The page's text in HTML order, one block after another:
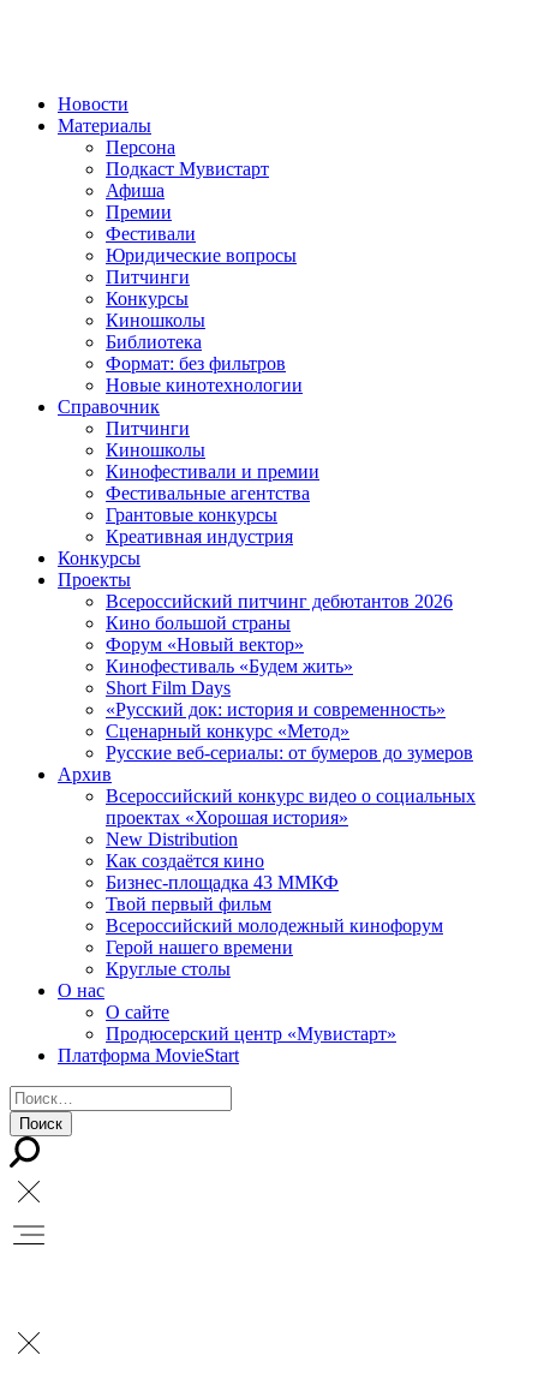
Новости
Материалы
Персона
Подкаст Мувистарт
Афиша
Премии
Фестивали
Юридические вопросы
Питчинги
Конкурсы
Киношколы
Библиотека
Формат: без фильтров
Новые кинотехнологии
Справочник
Питчинги
Киношколы
Кинофестивали и премии
Фестивальные агентства
Грантовые конкурсы
Креативная индустрия
Конкурсы
Проекты
Всероссийский питчинг дебютантов 2026
Кино большой страны
Форум «Новый вектор»
Кинофестиваль «Будем жить»
Short Film Days
«Русский док: история и современность»
Сценарный конкурс «Метод»
Русские веб-сериалы: от бумеров до зумеров
Архив
Всероссийский конкурс видео о социальных
проектах «Хорошая история»
New Distribution
Как создаётся кино
Бизнес-площадка 43 ММКФ
Твой первый фильм
Всероссийский молодежный кинофорум
Герой нашего времени
Круглые столы
О нас
О сайте
Продюсерский центр «Мувистарт»
Платформа MovieStart